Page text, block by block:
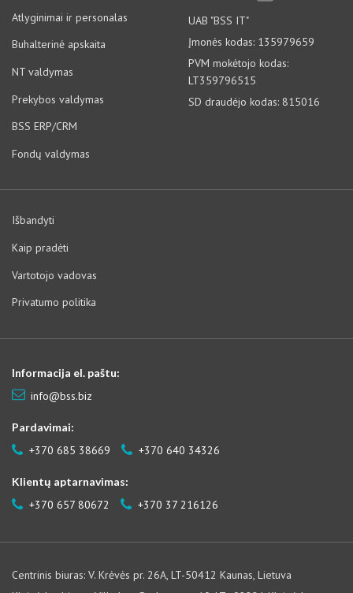
Atlyginimai ir personalas
Buhalterinė apskaita
NT valdymas
Prekybos valdymas
BSS ERP/CRM
Fondų valdymas
UAB "BSS IT"
Įmonės kodas: 135979659
PVM mokėtojo kodas:
LT359796515
SD draudėjo kodas: 815016
Išbandyti
Kaip pradėti
Vartotojo vadovas
Privatumo politika
Informacija el. paštu:
info@bss.biz
Pardavimai:
+370 685 38669 +370 640 34326
Klientų aptarnavimas:
+370 657 80672 +370 37 216126
Centrinis biuras: V. Krėvės pr. 26A, LT-50412 Kaunas, Lietuva